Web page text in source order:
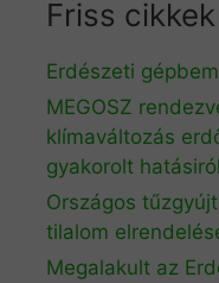
Friss cikkek
Erdészeti
MEGOSZ
klímaváltozás
gyakorolt hatásiról
Országos
tilalom
Megalakult az